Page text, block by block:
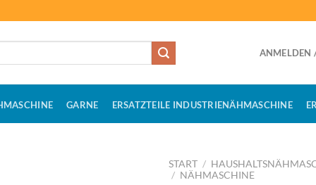
ANMELDEN
GARNE ERSATZTEILE INDUSTRIENÄHMASCHINE
START /
/ NÄHMASCHINE